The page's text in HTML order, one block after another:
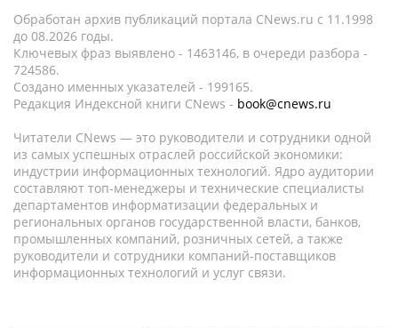
Обработан архив публикаций портала CNews.ru c 11.1998
до 08.2026 годы.
Ключевых фраз выявлено - 1463146, в очереди разбора -
724586.
Создано именных указателей - 199165.
Редакция Индексной книги CNews - book@cnews.ru
Читатели CNews — это руководители и сотрудники одной
из самых успешных отраслей российской экономики:
индустрии информационных технологий. Ядро аудитории
составляют топ-менеджеры и технические специалисты
департаментов информатизации федеральных и
региональных органов государственной власти, банков,
промышленных компаний, розничных сетей, а также
руководители и сотрудники компаний-поставщиков
информационных технологий и услуг связи.